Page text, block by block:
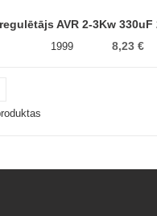
AVR 2-3Kw 330uF
1999 8,23 €